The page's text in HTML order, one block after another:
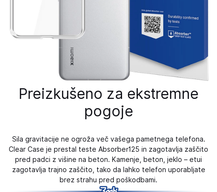
Preizkušeno za ekstremne
pogoje
Sila gravitacije ne ogroža več vašega pametnega telefona.
Clear Case je prestal teste Absorber125 in zagotavlja zaščito
pred padci z višine na beton. Kamenje, beton, jeklo – etui
zagotavlja trajno zaščito, tako da lahko telefon uporabljate
brez strahu pred poškodbami.